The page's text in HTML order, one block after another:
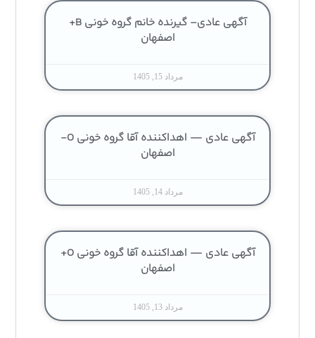
آگهی عادی– گیرنده خانم گروه خونی B+
اصفهان
مرداد 15, 1405
آگهی عادی — اهداکننده آقا گروه خونی O-
اصفهان
مرداد 14, 1405
آگهی عادی — اهداکننده آقا گروه خونی O+
اصفهان
مرداد 13, 1405